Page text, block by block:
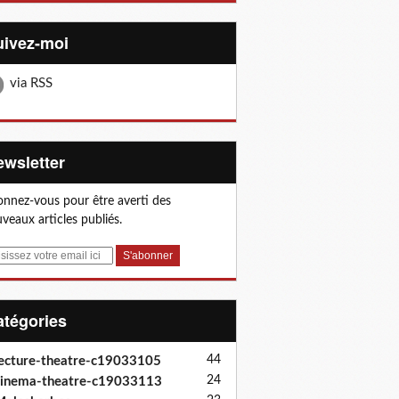
moi
via RSS
vous pour être averti des
articles publiés.
theatre-c19033105 44
theatre-c19033113 24